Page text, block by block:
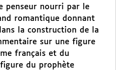
penseur nourri par le
romantique donnant
la construction de la
sur une figure
français et du
du prophète